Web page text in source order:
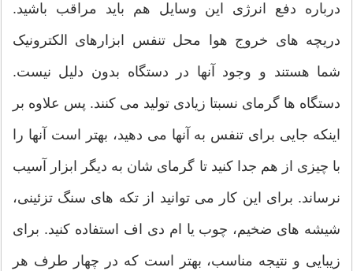
درباره دفع انرژی این وسایل هم باید مراقب باشید.
دریچه های خروج هوا محل تنفس ابزارهای الکترونیک
شما هستند و وجود آنها در دستگاه بدون دلیل نیست.
دستگاه ها گرمای نسبتا زیادی تولید می کنند. پس علاوه بر
اینکه جایی برای تنفس به آنها می دهید، بهتر است آنها را
با چیزی از هم جدا کنید تا گرمای شان به دیگر ابزار آسیب
نرساند. برای این کار می توانید از تکه های سنگ تزئینی،
شیشه های ضخیم، چوب یا ام دی اف استفاده کنید. برای
زیبایی و نتیجه مناسب، بهتر است که در چهار طرف هر